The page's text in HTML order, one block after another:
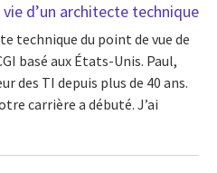
d’un architecte technique
technique du point de vue de
basé aux États-Unis. Paul,
des TI depuis plus de 40 ans.
carrière a débuté. J’ai